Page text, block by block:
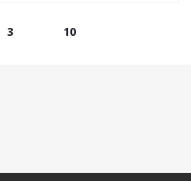
3 10